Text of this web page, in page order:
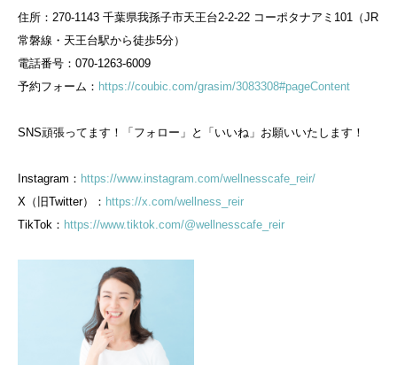
住所：270-1143 千葉県我孫子市天王台2-2-22 コーポタナアミ101（JR
常磐線・天王台駅から徒歩5分）
電話番号：070-1263-6009
予約フォーム： https://coubic.com/grasim/3083308#pageContent
SNS頑張ってます！「フォロー」と「いいね」お願いいたします！
Instagram： https://www.instagram.com/wellnesscafe_reir/
X（旧Twitter）： https://x.com/wellness_reir
TikTok： https://www.tiktok.com/@wellnesscafe_reir